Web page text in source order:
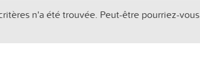
n'a été trouvée. Peut-être pourriez-vous